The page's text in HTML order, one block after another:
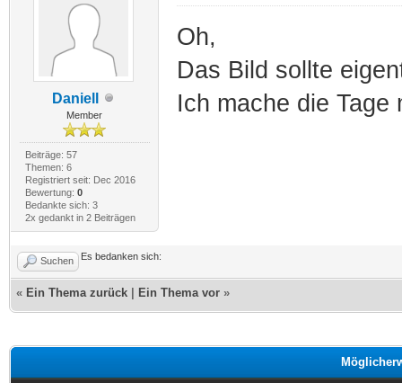
Daniell
Member
Beiträge: 57
Themen: 6
Registriert seit: Dec 2016
Bewertung: 0
Bedankte sich: 3
2x gedankt in 2 Beiträgen
Oh,
Das Bild sollte
Ich mache die Tage
Suchen Es bedanken sich:
« Ein Thema zurück Ein Thema vor »